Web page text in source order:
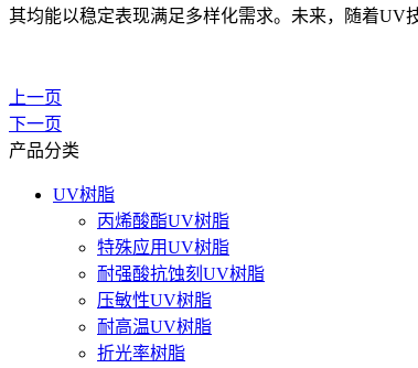
其均能以稳定表现满足多样化需求。未来，随着UV
上一页
下一页
产品分类
UV树脂
丙烯酸酯UV树脂
特殊应用UV树脂
耐强酸抗蚀刻UV树脂
压敏性UV树脂
耐高温UV树脂
折光率树脂